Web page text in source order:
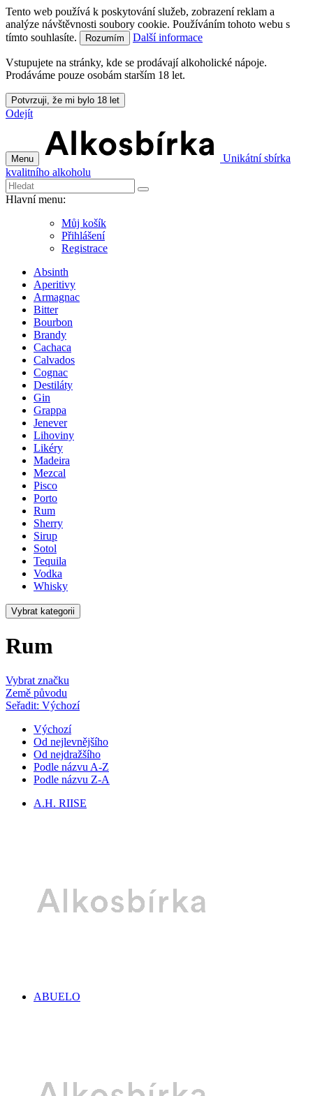
Tento web používá k poskytování služeb, zobrazení reklam a
analýze návštěvnosti soubory cookie. Používáním tohoto webu s
tímto souhlasíte.
Rozumím Další informace
Vstupujete na stránky, kde se prodávají alkoholické nápoje.
Prodáváme pouze osobám starším 18 let.
Potvrzuji, že mi bylo 18 let
Odejít
Menu
Unikátní sbírka
kvalitního alkoholu
Hlavní menu:
Můj košík
Přihlášení
Registrace
Absinth
Aperitivy
Armagnac
Bitter
Bourbon
Brandy
Cachaca
Calvados
Cognac
Destiláty
Gin
Grappa
Jenever
Lihoviny
Likéry
Madeira
Mezcal
Pisco
Porto
Rum
Sherry
Sirup
Sotol
Tequila
Vodka
Whisky
Vybrat kategorii
Rum
Vybrat značku
Země původu
Seřadit: Výchozí
Výchozí
Od nejlevnějšího
Od nejdražšího
Podle názvu A-Z
Podle názvu Z-A
A.H. RIISE
ABUELO